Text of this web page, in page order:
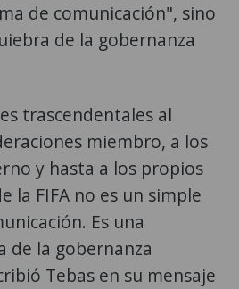
de comunicación", sino
de la gobernanza
trascendentales al
miembro, a los
y hasta a los propios
la FIFA no es un simple
Es una
de la gobernanza
Tebas en su mensaje